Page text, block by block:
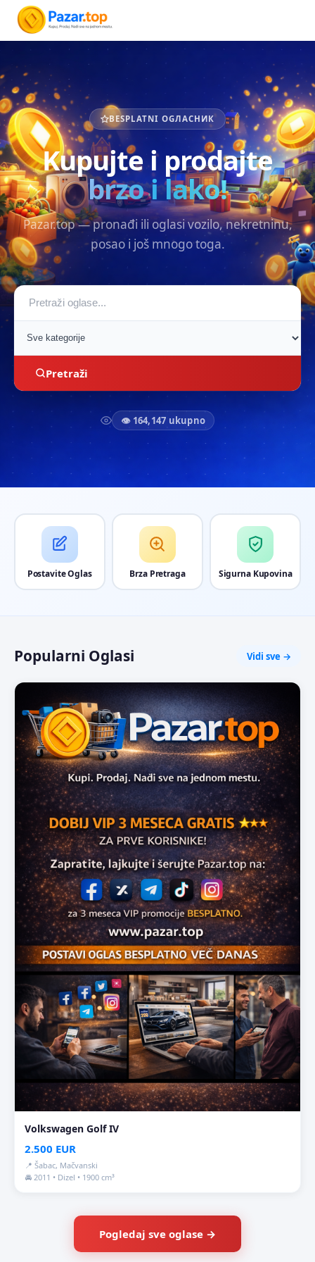
BESPLATNI OGЛАСНИК
Kupujte i prodajte
brzo i lako!
Pazar.top — pronađi ili oglasi vozilo, nekretninu,
posao i još mnogo toga.
Pretraži
👁 164,147 ukupno
Postavite Oglas Brza Pretraga Sigurna Kupovina
Popularni Oglasi Vidi sve →
Volkswagen Golf IV
2.500 EUR
📍 Šabac, Mačvanski
🚘 2011 • Dizel • 1900 cm³
Pogledaj sve oglase →